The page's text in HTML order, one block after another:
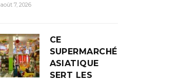
août 7, 2026
CE
SUPERMARCHÉ
ASIATIQUE
SERT LES